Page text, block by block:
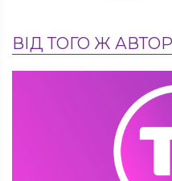
ВІД ТОГО Ж